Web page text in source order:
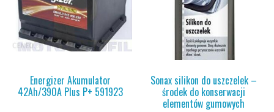
Energizer Akumulator
42Ah/390A Plus P+ 591923
Sonax silikon do uszczelek –
środek do konserwacji
elementów gumowych